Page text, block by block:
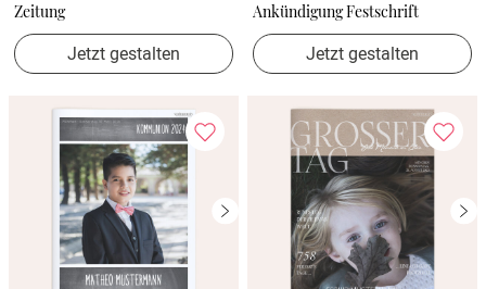
Zeitung
Jetzt gestalten
Ankündigung Festschrift
Jetzt gestalten